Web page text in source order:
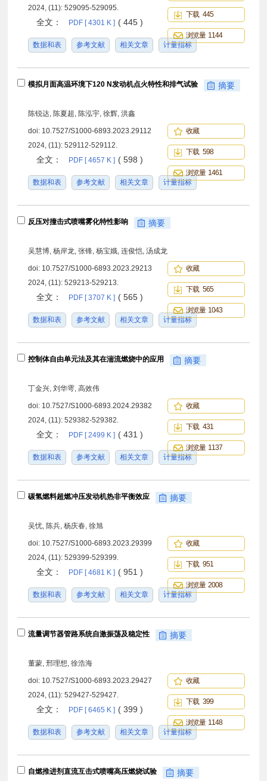
2024, (11): 529095-529095.
全文： PDF [ 4301 K ] ( 445 )
数据和表 参考文献 相关文章 计量指标
下载 445
浏览量 1144
模拟月面高温环境下120 N发动机点火特性和排气试验 摘要
陈锐达, 陈夏超, 陈泓宇, 徐辉, 洪鑫
doi: 10.7527/S1000-6893.2023.29112
2024, (11): 529112-529112.
全文： PDF [ 4657 K ] ( 598 )
数据和表 参考文献 相关文章 计量指标
收藏
下载 598
浏览量 1461
反压对撞击式喷嘴雾化特性影响 摘要
吴慧博, 杨岸龙, 张锋, 杨宝娥, 连俊恺, 汤成龙
doi: 10.7527/S1000-6893.2023.29213
2024, (11): 529213-529213.
全文： PDF [ 3707 K ] ( 565 )
数据和表 参考文献 相关文章 计量指标
收藏
下载 565
浏览量 1043
控制体自由单元法及其在湍流燃烧中的应用 摘要
丁金兴, 刘华雩, 高效伟
doi: 10.7527/S1000-6893.2024.29382
2024, (11): 529382-529382.
全文： PDF [ 2499 K ] ( 431 )
数据和表 参考文献 相关文章 计量指标
收藏
下载 431
浏览量 1137
碳氢燃料超燃冲压发动机热非平衡效应 摘要
吴忧, 陈兵, 杨庆春, 徐旭
doi: 10.7527/S1000-6893.2023.29399
2024, (11): 529399-529399.
全文： PDF [ 4681 K ] ( 951 )
数据和表 参考文献 相关文章 计量指标
收藏
下载 951
浏览量 2008
流量调节器管路系统自激振荡及稳定性 摘要
董蒙, 邢理想, 徐浩海
doi: 10.7527/S1000-6893.2023.29427
2024, (11): 529427-529427.
全文： PDF [ 6465 K ] ( 399 )
数据和表 参考文献 相关文章 计量指标
收藏
下载 399
浏览量 1148
自燃推进剂直流互击式喷嘴高压燃烧试验 摘要